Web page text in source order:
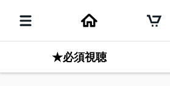
★必須視聴